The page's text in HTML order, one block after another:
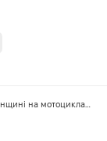
через кордон возили ухилянтів